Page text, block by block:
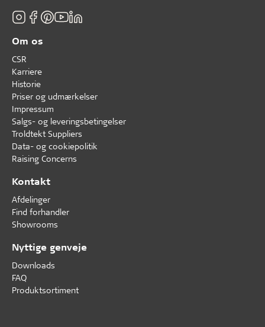
Om os
CSR
Karriere
Historie
Priser og udmærkelser
Impressum
Salgs- og leveringsbetingelser
Troldtekt Suppliers
Data- og cookiepolitik
Raising Concerns
Kontakt
Afdelinger
Find forhandler
Showrooms
Nyttige genveje
Downloads
FAQ
Produktsortiment